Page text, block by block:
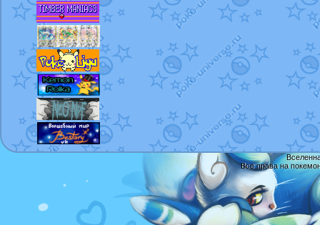
Все права на